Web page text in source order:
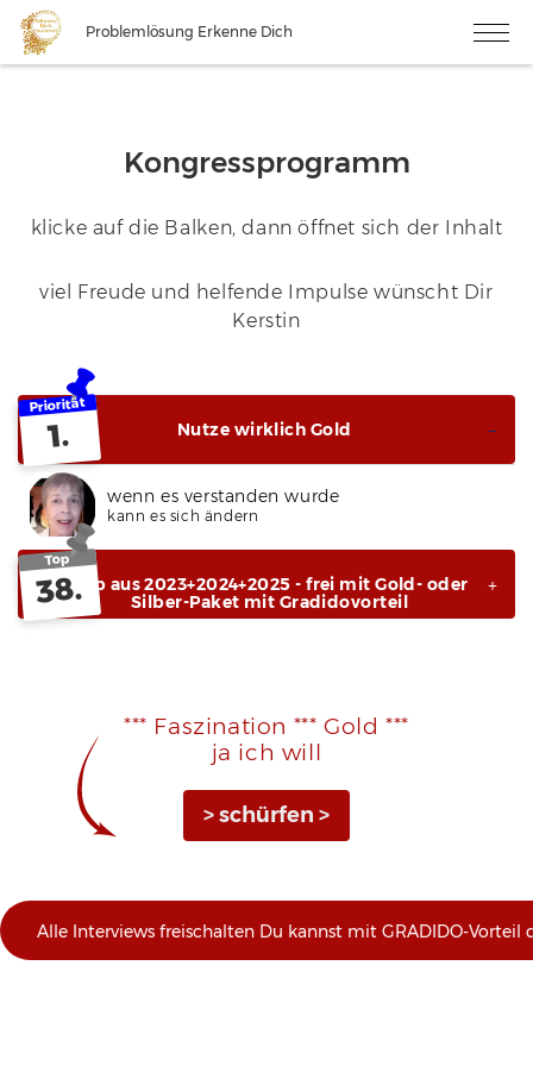
Problemlösung Erkenne Dich
Kongressprogramm
klicke auf die Balken, dann öffnet sich der Inhalt
viel Freude und helfende Impulse wünscht Dir
Kerstin
Nutze wirklich Gold
Priorität
1.
wenn es verstanden wurde
kann es sich ändern
+ Top aus 2023+2024+2025 - frei mit Gold- oder
Silber-Paket mit Gradidovorteil
Top
38.
*** Faszination *** Gold ***
ja ich will
> schürfen >
Alle Interviews freischalten Du kannst mit GRADIDO-Vorteil